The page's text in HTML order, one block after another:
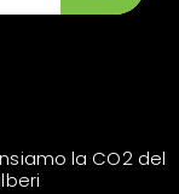
la CO2 del